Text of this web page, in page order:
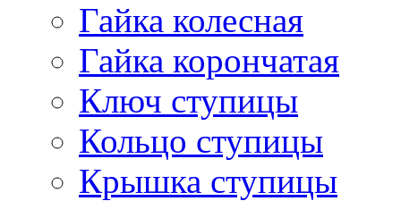
Гайка колесная
Гайка корончатая
Ключ ступицы
Кольцо ступицы
Крышка ступицы